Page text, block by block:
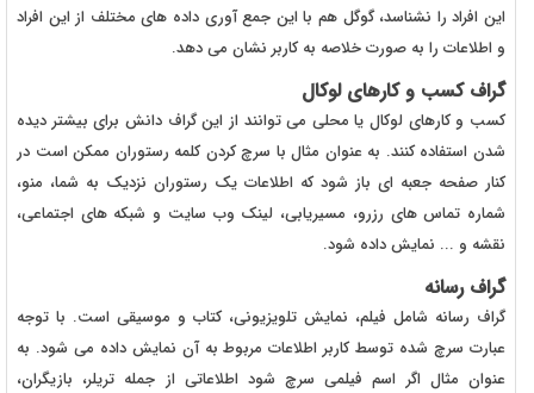
این افراد را نشناسد، گوگل هم با این جمع آوری داده های مختلف از این افراد
و اطلاعات را به صورت خلاصه به کاربر نشان می دهد.
گراف کسب و کارهای لوکال
کسب و کارهای لوکال یا محلی می توانند از این گراف دانش برای بیشتر دیده
شدن استفاده کنند. به عنوان مثال با سرچ کردن کلمه رستوران ممکن است در
کنار صفحه جعبه ای باز شود که اطلاعات یک رستوران نزدیک به شما، منو،
شماره تماس های رزرو، مسیریابی، لینک وب سایت و شبکه های اجتماعی،
نقشه و ... نمایش داده شود.
گراف رسانه
گراف رسانه شامل فیلم، نمایش تلویزیونی، کتاب و موسیقی است. با توجه
عبارت سرچ شده توسط کاربر اطلاعات مربوط به آن نمایش داده می شود. به
عنوان مثال اگر اسم فیلمی سرچ شود اطلاعاتی از جمله تریلر، بازیگران،